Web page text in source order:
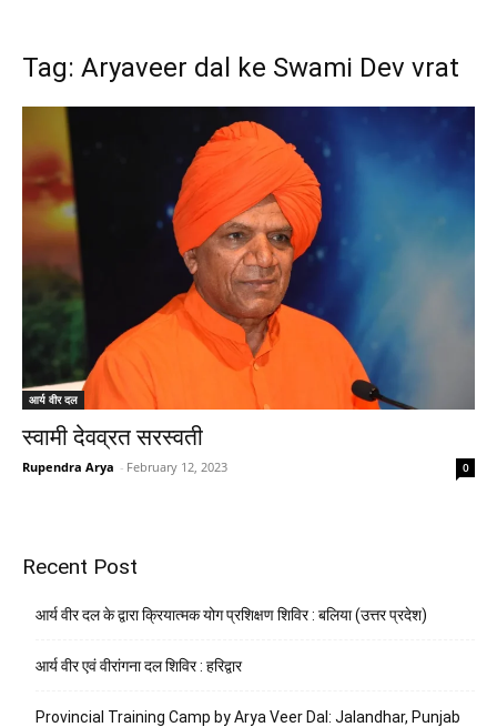
Tag: Aryaveer dal ke Swami Dev vrat
आर्य वीर दल
स्वामी देवव्रत सरस्वती
Rupendra Arya - February 12, 2023 0
Recent Post
आर्य वीर दल के द्वारा क्रियात्मक योग प्रशिक्षण शिविर : बलिया (उत्तर प्रदेश)
आर्य वीर एवं वीरांगना दल शिविर : हरिद्वार
Provincial Training Camp by Arya Veer Dal: Jalandhar, Punjab